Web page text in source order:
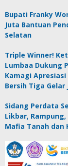
Bupati Franky
Juta Bantuan
Selatan
Triple Winner!
Lumbaa Dukung
Kamagi Apresiasi
Bersih Tiga Gelar
Sidang Perdata
Likbar,
Mafia Tanah dan